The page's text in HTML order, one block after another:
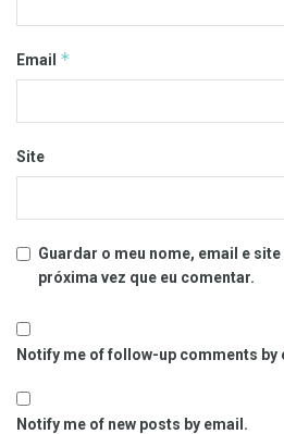
Email *
Site
Guardar o meu nome, email e
próxima vez que eu comentar.
Notify me of follow-up comments by
Notify me of new posts by email.